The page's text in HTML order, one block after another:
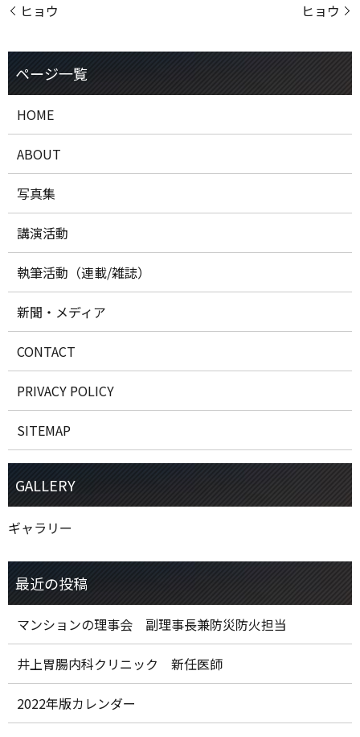
ヒョウ ヒョウ
HOME
ABOUT
写真集
講演活動
執筆活動（連載/雑誌）
新聞・メディア
CONTACT
PRIVACY POLICY
SITEMAP
ギャラリー
マンションの理事会 副理事長兼防災防火担当
井上胃腸内科クリニック 新任医師
2022年版カレンダー